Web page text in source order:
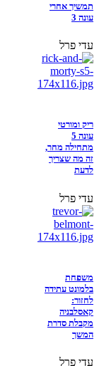
תמשיך אחרי
עונה 3
עדי פרל
ריק ומורטי
עונה 5
מתחילה מחר,
זה מה שצריך
לדעת
עדי פרל
משפחת
בלמונט עתידה
לחזור:
קאסלבניה
מקבלת סדרת
המשך
עדי פרל